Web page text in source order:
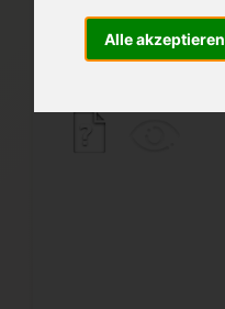
Alle akzeptieren